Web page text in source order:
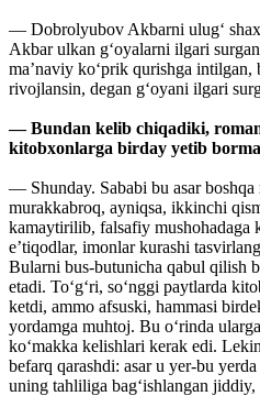
— Dobrolyubov Akbarni ulug‘
Akbar ulkan g‘oyalarni ilgari
ma’naviy ko‘prik qurishga intilgan,
rivojlansin, degan g‘oyani ilgari
— Bundan kelib chiqadiki,
kitobxonlarga birday yetib
— Shunday. Sababi bu asar
murakkabroq, ayniqsa, ikkinchi
kamaytirilib, falsafiy mushohadaga
e’tiqodlar, imonlar kurashi
Bularni bus-butunicha qabul qilish
etadi. To‘g‘ri, so‘nggi paytlarda
ketdi, ammo afsuski, hammasi
yordamga muhtoj. Bu o‘rinda
ko‘makka kelishlari kerak edi.
befarq qarashdi: asar u yer-bu
uning tahliliga bag‘ishlangan